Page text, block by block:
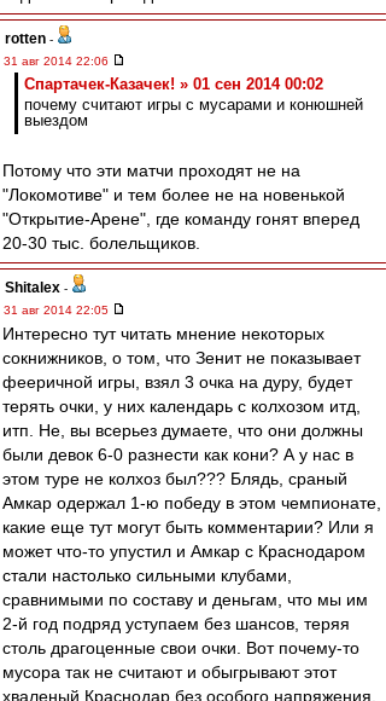
rotten -
31 авг 2014 22:06
Спартачек-Казачек! » 01 сен 2014 00:02
почему считают игры с мусарами и конюшней
выездом
Потому что эти матчи проходят не на
"Локомотиве" и тем более не на новенькой
"Открытие-Арене", где команду гонят вперед
20-30 тыс. болельщиков.
Shitalex -
31 авг 2014 22:05
Интересно тут читать мнение некоторых
сокнижников, о том, что Зенит не показывает
фееричной игры, взял 3 очка на дуру, будет
терять очки, у них календарь с колхозом итд,
итп. Не, вы всерьез думаете, что они должны
были девок 6-0 разнести как кони? А у нас в
этом туре не колхоз был??? Блядь, сраный
Амкар одержал 1-ю победу в этом чемпионате,
какие еще тут могут быть комментарии? Или я
может что-то упустил и Амкар с Краснодаром
стали настолько сильными клубами,
сравнимыми по составу и деньгам, что мы им
2-й год подряд уступаем без шансов, теряя
столь драгоценные свои очки. Вот почему-то
мусора так не считают и обыгрывают этот
хваленый Краснодар без особого напряжения.